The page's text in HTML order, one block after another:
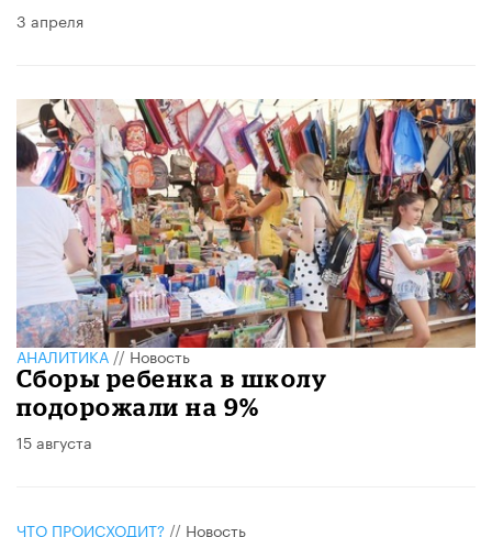
3 апреля
АНАЛИТИКА//Новость
Сборы ребенка в школу
подорожали на 9%
15 августа
ЧТО ПРОИСХОДИТ? // Новость